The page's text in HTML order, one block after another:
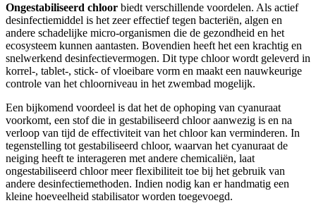
Ongestabiliseerd chloor biedt verschillende voordelen. Als actief
desinfectiemiddel is het zeer effectief tegen bacteriën, algen en
andere schadelijke micro-organismen die de gezondheid en het
ecosysteem kunnen aantasten. Bovendien heeft het een krachtig en
snelwerkend desinfectievermogen. Dit type chloor wordt geleverd in
korrel-, tablet-, stick- of vloeibare vorm en maakt een nauwkeurige
controle van het chloorniveau in het zwembad mogelijk.
Een bijkomend voordeel is dat het de ophoping van cyanuraat
voorkomt, een stof die in gestabiliseerd chloor aanwezig is en na
verloop van tijd de effectiviteit van het chloor kan verminderen. In
tegenstelling tot gestabiliseerd chloor, waarvan het cyanuraat de
neiging heeft te interageren met andere chemicaliën, laat
ongestabiliseerd chloor meer flexibiliteit toe bij het gebruik van
andere desinfectiemethoden. Indien nodig kan er handmatig een
kleine hoeveelheid stabilisator worden toegevoegd.